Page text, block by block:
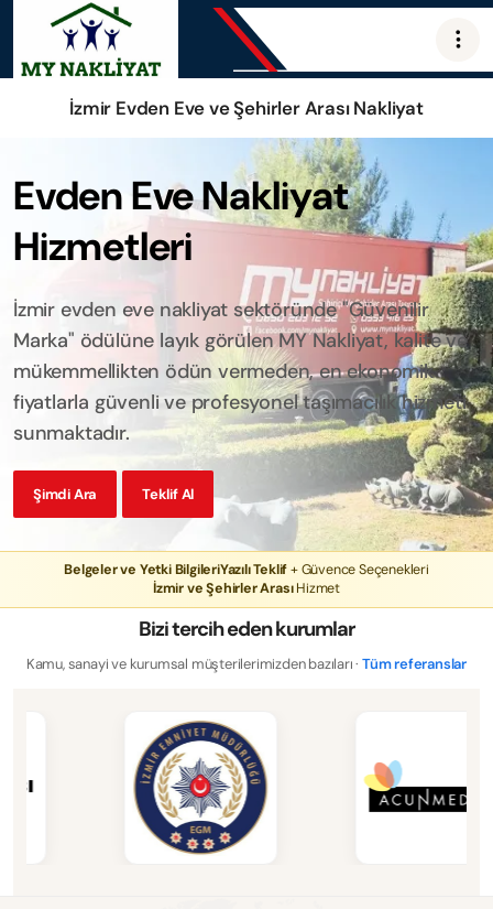
İzmir Evden Eve ve Şehirler Arası Nakliyat
Evden Eve Nakliyat
Hizmetleri
İzmir evden eve nakliyat sektöründe "Güvenilir
Marka" ödülüne layık görülen MY Nakliyat, kalite ve
mükemmellikten ödün vermeden, en ekonomik
fiyatlarla güvenli ve profesyonel taşımacılık hizmeti
sunmaktadır.
Şimdi Ara Teklif Al
Belgeler ve Yetki BilgileriYazılı Teklif+ Güvence Seçenekleri
İzmir ve Şehirler ArasıHizmet
Bizi tercih eden kurumlar
Kamu, sanayi ve kurumsal müşterilerimizden bazıları ·Tüm referanslar